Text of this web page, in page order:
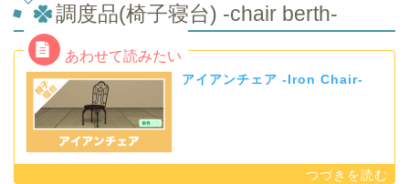
調度品(椅子寝台) -chair berth-
アイアンチェア -Iron Chair-